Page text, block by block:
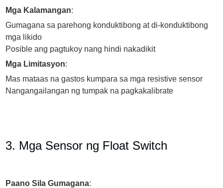
Mga Kalamangan:
Gumagana sa parehong konduktibong at di-konduktibong
mga likido
Posible ang pagtukoy nang hindi nakadikit
Mga Limitasyon:
Mas mataas na gastos kumpara sa mga resistive sensor
Nangangailangan ng tumpak na pagkakalibrate
3. Mga Sensor ng Float Switch
Paano Sila Gumagana: